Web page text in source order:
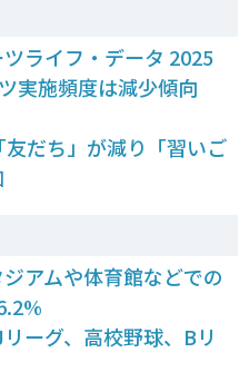
―スポーツ政策の『卵』 ―
ライフ・データ 2025
実施頻度は減少傾向
だち」が減り「習いご
アムや体育館などでの
ーグ、高校野球、Bリ